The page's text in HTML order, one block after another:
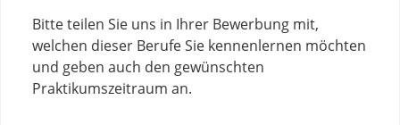
Bitte teilen Sie uns in Ihrer Bewerbung mit,
welchen dieser Berufe Sie kennenlernen möchten
und geben auch den gewünschten
Praktikumszeitraum an.